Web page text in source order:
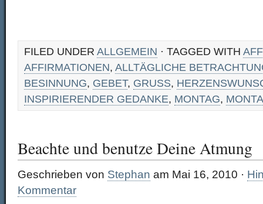
FILED UNDER ALLGEMEIN · TAGGED WITH
AFFIRMATIONEN, ALLTÄGLICHE
BESINNUNG, GEBET, GRUSS ,
INSPIRIERENDER GEDANKE, MONTAG,
Beachte und benutze Deine Atmung
Geschrieben von Stephan am Mai 16, 2010 ·
Kommentar